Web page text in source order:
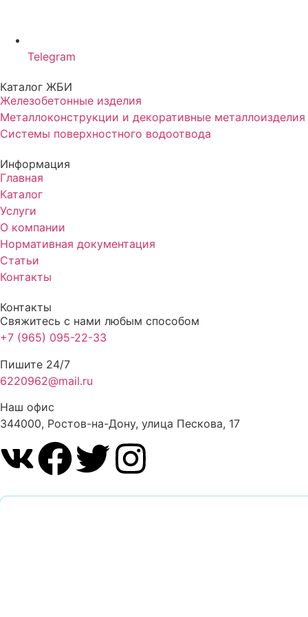
Telegram
Каталог ЖБИ
Железобетонные изделия
Металлоконструкции и декоративные металлоизделия
Системы поверхностного водоотвода
Информация
Главная
Каталог
Услуги
О компании
Нормативная документация
Статьи
Контакты
Контакты
Свяжитесь с нами любым способом
+7 (965) 095-22-33
Пишите 24/7
6220962@mail.ru
Наш офис
344000, Ростов-на-Дону, улица Пескова, 17